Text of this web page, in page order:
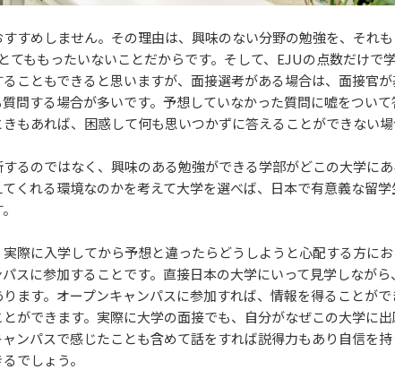
すめしません。その理由は、興味のない分野の勉強を、それ
てももったいないことだからです。そして、EJUの点数だけで
こともできると思いますが、面接選考がある場合は、面接官
問する場合が多いです。予想していなかった質問に嘘をつい
もあれば、困惑して何も思いつかずに答えることができない
るのではなく、興味のある勉強ができる学部がどこの大学に
くれる環境なのかを考えて大学を選べば、日本で有意義な留学
際に入学してから予想と違ったらどうしようと心配する方に
スに参加することです。直接日本の大学にいって見学しながら
ます。オープンキャンパスに参加すれば、情報を得ることがで
ができます。実際に大学の面接でも、自分がなぜこの大学に出
ンパスで感じたことも含めて話をすれば説得力もあり自信を持
でしょう。